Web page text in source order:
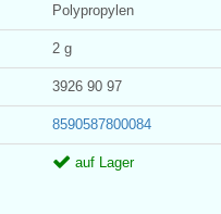
Polypropylen
2 g
3926 90 97
8590587800084
auf Lager